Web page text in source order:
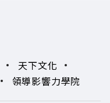
天下文化
領導影響力學院